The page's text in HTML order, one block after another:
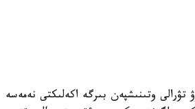
وتىنىشپەن بىرگە اكەلىكتى نەمەسە